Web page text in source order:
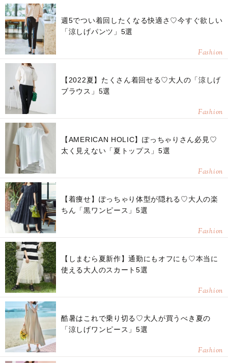
週5でつい着回したくなる快適さ♡今すぐ欲しい
「涼しげパンツ」5選
Fashion
【2022夏】たくさん着回せる♡大人の「涼しげ
ブラウス」5選
Fashion
【AMERICAN HOLIC】ぽっちゃりさん必見♡
太く見えない「夏トップス」5選
Fashion
【着痩せ】ぽっちゃり体型が隠れる♡大人の楽
ちん「黒ワンピース」5選
Fashion
【しまむら夏新作】通勤にもオフにも♡本当に
使える大人のスカート5選
Fashion
酷暑はこれで乗り切る♡大人が買うべき夏の
「涼しげワンピース」5選
Fashion